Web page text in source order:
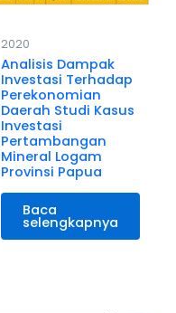
2020
Analisis Dampak
Investasi Terhadap
Perekonomian
Daerah Studi Kasus
Investasi
Pertambangan
Mineral Logam
Provinsi Papua
Baca
selengkapnya